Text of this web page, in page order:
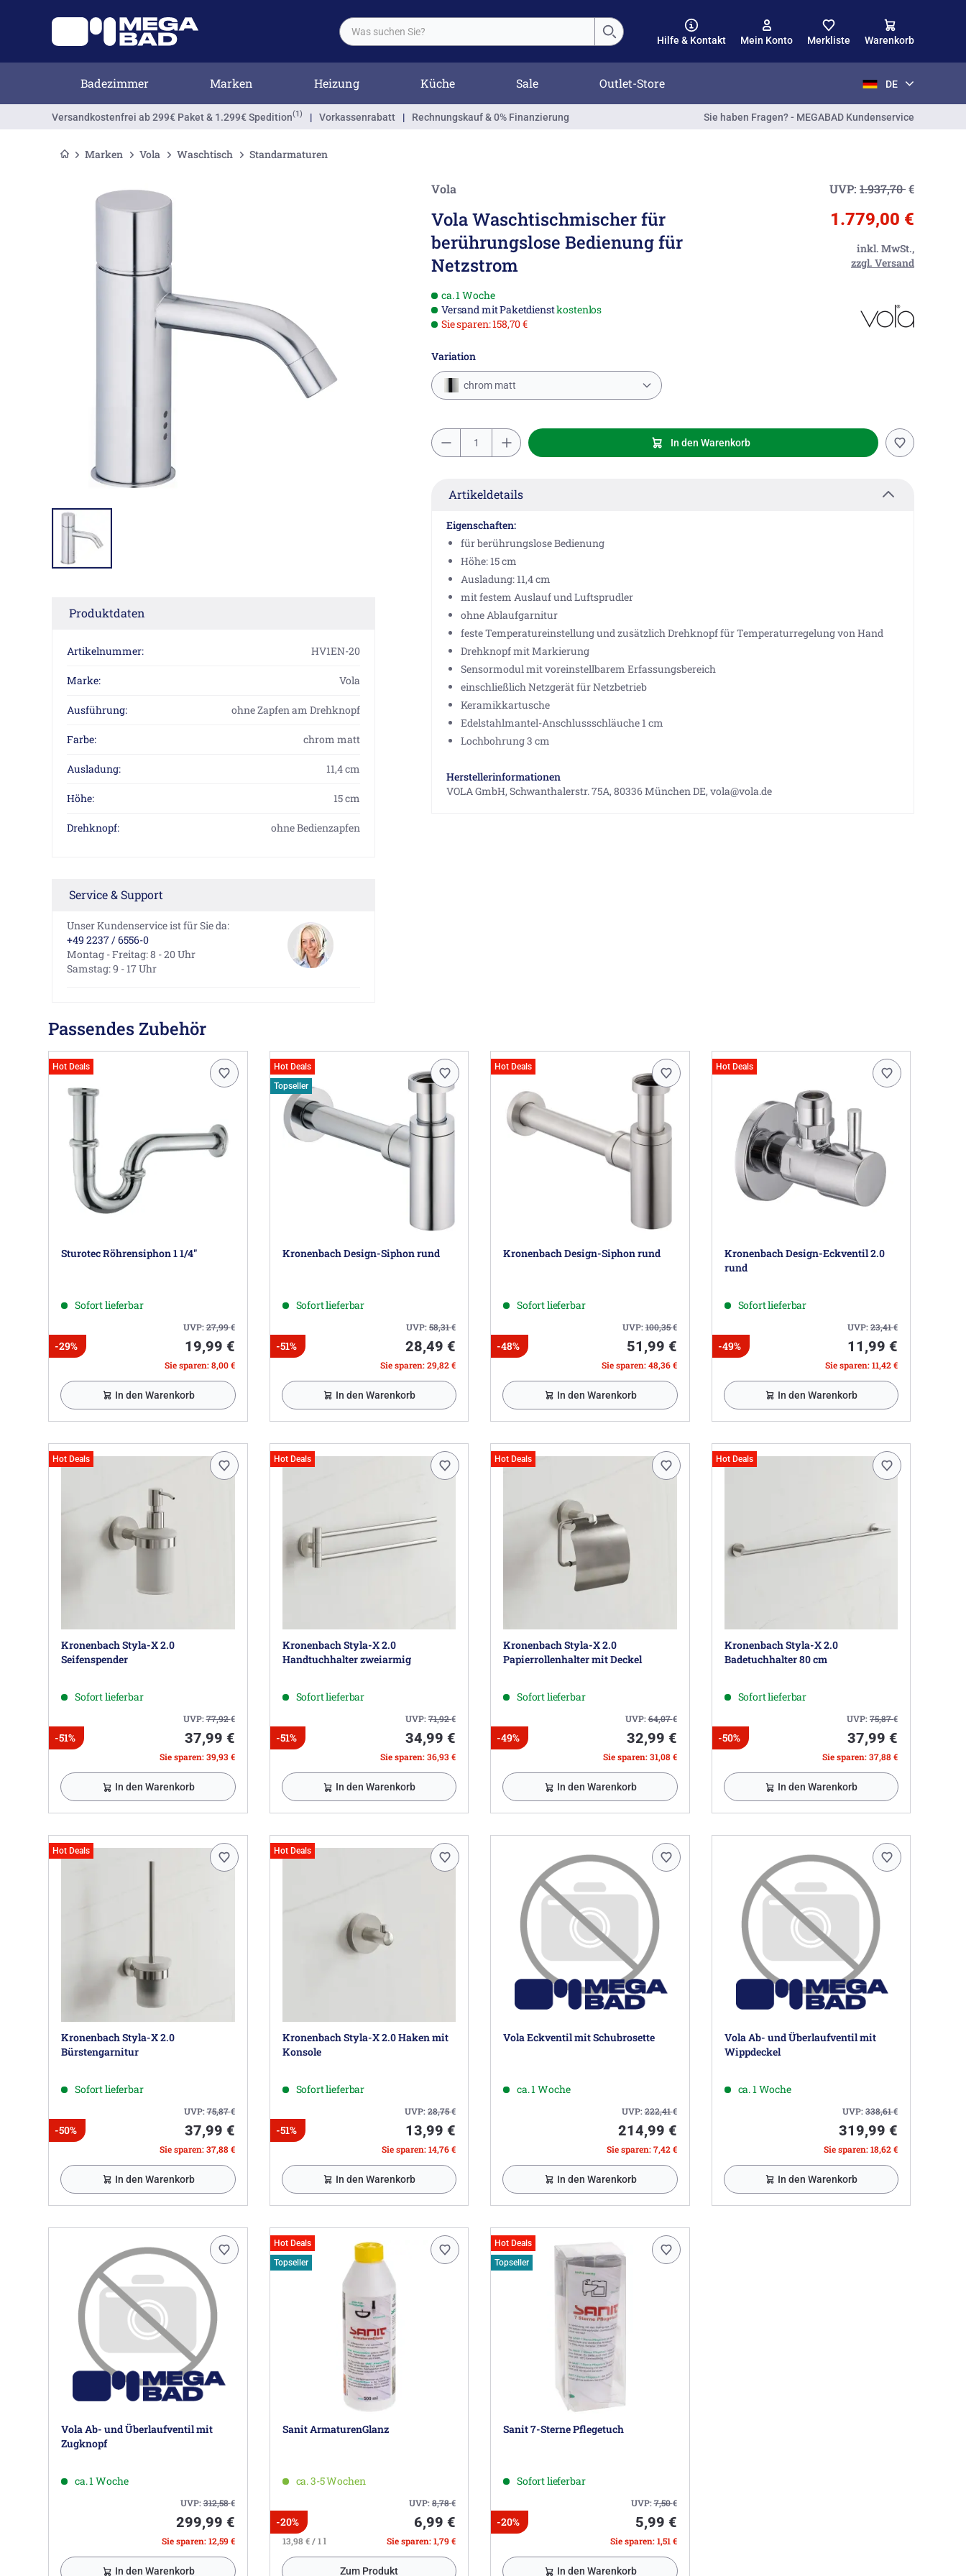
Hilfe & Kontakt Mein Konto Merkliste Warenkorb
Badezimmer Marken Heizung Küche Sale Outlet-Store DE
Versandkostenfrei ab 299€ Paket & 1.299€ Spedition(1) | Vorkassenrabatt | Rechnungskauf & 0% Finanzierung Sie haben Fragen? - MEGABAD Kundenservice
Marken Vola Waschtisch Standarmaturen
Produktdaten
Artikelnummer: HV1EN-20
Marke: Vola
Ausführung: ohne Zapfen am Drehknopf
Farbe: chrom matt
Ausladung: 11,4 cm
Höhe: 15 cm
Drehknopf: ohne Bedienzapfen
Service & Support
Unser Kundenservice ist für Sie da:
+49 2237 / 6556-0
Montag - Freitag: 8 - 20 Uhr
Samstag: 9 - 17 Uhr
Vola
Vola Waschtischmischer für
berührungslose Bedienung für
Netzstrom
UVP: 1.937,70€
1.779,00 €
inkl. MwSt.,
zzgl. Versand
ca. 1 Woche
Versand mit Paketdienstkostenlos
Sie sparen: 158,70 €
Variation
chrom matt
In den Warenkorb
Artikeldetails
Eigenschaften:
für berührungslose Bedienung
Höhe: 15 cm
Ausladung: 11,4 cm
mit festem Auslauf und Luftsprudler
ohne Ablaufgarnitur
feste Temperatureinstellung und zusätzlich Drehknopf für Temperaturregelung von Hand
Drehknopf mit Markierung
Sensormodul mit voreinstellbarem Erfassungsbereich
einschließlich Netzgerät für Netzbetrieb
Keramikkartusche
Edelstahlmantel-Anschlussschläuche 1 cm
Lochbohrung 3 cm
Herstellerinformationen
VOLA GmbH, Schwanthalerstr. 75A, 80336 München DE, vola@vola.de
Passendes Zubehör
Hot Deals
Sturotec Röhrensiphon 1 1/4"
Sofort lieferbar
UVP:27,99€
-29% 19,99 €
Sie sparen: 8,00 €
In den Warenkorb
Hot Deals
Topseller
Kronenbach Design-Siphon rund
Sofort lieferbar
UVP:58,31€
-51% 28,49 €
Sie sparen: 29,82 €
In den Warenkorb
Hot Deals
Kronenbach Design-Siphon rund
Sofort lieferbar
UVP:100,35€
-48% 51,99 €
Sie sparen: 48,36 €
In den Warenkorb
Hot Deals
Kronenbach Design-Eckventil 2.0
rund
Sofort lieferbar
UVP:23,41€
-49% 11,99 €
Sie sparen: 11,42 €
In den Warenkorb
Hot Deals
Kronenbach Styla-X 2.0
Seifenspender
Sofort lieferbar
UVP:77,92€
-51% 37,99 €
Sie sparen: 39,93 €
In den Warenkorb
Hot Deals
Kronenbach Styla-X 2.0
Handtuchhalter zweiarmig
Sofort lieferbar
UVP:71,92€
-51% 34,99 €
Sie sparen: 36,93 €
In den Warenkorb
Hot Deals
Kronenbach Styla-X 2.0
Papierrollenhalter mit Deckel
Sofort lieferbar
UVP:64,07€
-49% 32,99 €
Sie sparen: 31,08 €
In den Warenkorb
Hot Deals
Kronenbach Styla-X 2.0
Badetuchhalter 80 cm
Sofort lieferbar
UVP:75,87€
-50% 37,99 €
Sie sparen: 37,88 €
In den Warenkorb
Hot Deals
Kronenbach Styla-X 2.0
Bürstengarnitur
Sofort lieferbar
UVP:75,87€
-50% 37,99 €
Sie sparen: 37,88 €
In den Warenkorb
Hot Deals
Kronenbach Styla-X 2.0 Haken mit
Konsole
Sofort lieferbar
UVP:28,75€
-51% 13,99 €
Sie sparen: 14,76 €
In den Warenkorb
Vola Eckventil mit Schubrosette
ca. 1 Woche
UVP:222,41€
214,99 €
Sie sparen: 7,42 €
In den Warenkorb
Vola Ab- und Überlaufventil mit
Wippdeckel
ca. 1 Woche
UVP:338,61€
319,99 €
Sie sparen: 18,62 €
In den Warenkorb
Vola Ab- und Überlaufventil mit
Zugknopf
ca. 1 Woche
UVP:312,58€
299,99 €
Sie sparen: 12,59 €
In den Warenkorb
Hot Deals
Topseller
Sanit ArmaturenGlanz
ca. 3-5 Wochen
UVP:8,78€
-20% 6,99 €
13,98 € / 1 l Sie sparen: 1,79 €
Zum Produkt
Hot Deals
Topseller
Sanit 7-Sterne Pflegetuch
Sofort lieferbar
UVP:7,50€
-20% 5,99 €
Sie sparen: 1,51 €
In den Warenkorb